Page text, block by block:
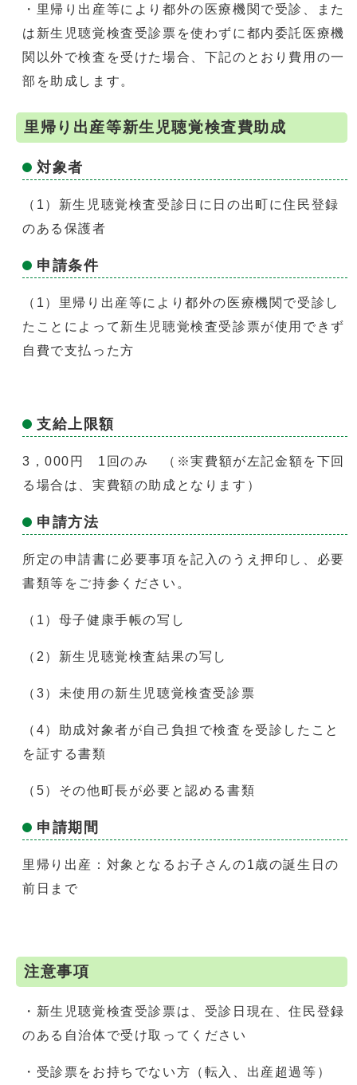
・里帰り出産等により都外の医療機関で受診、また
は新生児聴覚検査受診票を使わずに都内委託医療機
関以外で検査を受けた場合、下記のとおり費用の一
部を助成します。
里帰り出産等新生児聴覚検査費助成
対象者
（1）新生児聴覚検査受診日に日の出町に住民登録
のある保護者
申請条件
（1）里帰り出産等により都外の医療機関で受診し
たことによって新生児聴覚検査受診票が使用できず
自費で支払った方
支給上限額
3，000円 1回のみ （※実費額が左記金額を下回
る場合は、実費額の助成となります）
申請方法
所定の申請書に必要事項を記入のうえ押印し、必要
書類等をご持参ください。
（1）母子健康手帳の写し
（2）新生児聴覚検査結果の写し
（3）未使用の新生児聴覚検査受診票
（4）助成対象者が自己負担で検査を受診したこと
を証する書類
（5）その他町長が必要と認める書類
申請期間
里帰り出産：対象となるお子さんの1歳の誕生日の
前日まで
注意事項
・新生児聴覚検査受診票は、受診日現在、住民登録
のある自治体で受け取ってください
・受診票をお持ちでない方（転入、出産超過等）